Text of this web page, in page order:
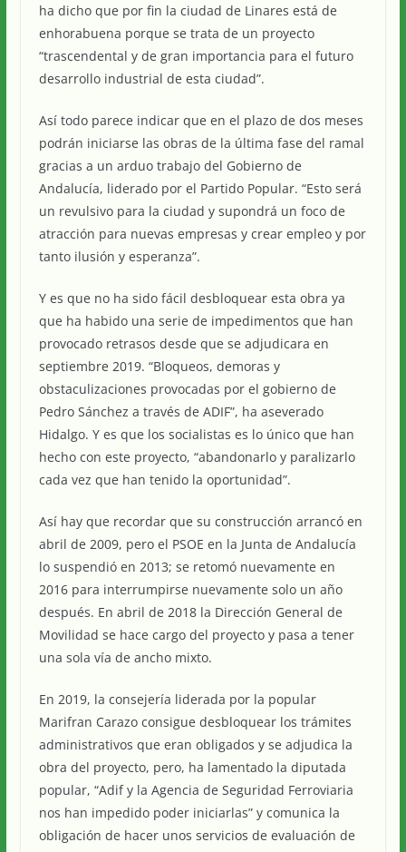
ha dicho que por fin la ciudad de Linares está de
enhorabuena porque se trata de un proyecto
“trascendental y de gran importancia para el futuro
desarrollo industrial de esta ciudad”.
Así todo parece indicar que en el plazo de dos meses
podrán iniciarse las obras de la última fase del ramal
gracias a un arduo trabajo del Gobierno de
Andalucía, liderado por el Partido Popular. “Esto será
un revulsivo para la ciudad y supondrá un foco de
atracción para nuevas empresas y crear empleo y por
tanto ilusión y esperanza”.
Y es que no ha sido fácil desbloquear esta obra ya
que ha habido una serie de impedimentos que han
provocado retrasos desde que se adjudicara en
septiembre 2019. “Bloqueos, demoras y
obstaculizaciones provocadas por el gobierno de
Pedro Sánchez a través de ADIF”, ha aseverado
Hidalgo. Y es que los socialistas es lo único que han
hecho con este proyecto, “abandonarlo y paralizarlo
cada vez que han tenido la oportunidad”.
Así hay que recordar que su construcción arrancó en
abril de 2009, pero el PSOE en la Junta de Andalucía
lo suspendió en 2013; se retomó nuevamente en
2016 para interrumpirse nuevamente solo un año
después. En abril de 2018 la Dirección General de
Movilidad se hace cargo del proyecto y pasa a tener
una sola vía de ancho mixto.
En 2019, la consejería liderada por la popular
Marifran Carazo consigue desbloquear los trámites
administrativos que eran obligados y se adjudica la
obra del proyecto, pero, ha lamentado la diputada
popular, “Adif y la Agencia de Seguridad Ferroviaria
nos han impedido poder iniciarlas” y comunica la
obligación de hacer unos servicios de evaluación de